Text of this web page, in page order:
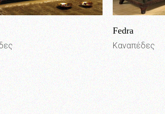
Fedra
Καναπέδες